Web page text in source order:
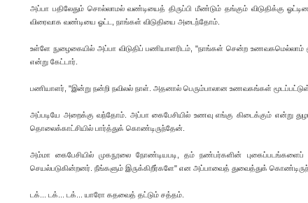
அப்பா பதிலேதும் சொல்லாமல் வண்டியைத் திருப்பி மீண்டும் தங்கும் விடுதிக்கு
விரைவாக வண்டியை ஓட்ட, நாங்கள் விடுதியை அடைந்தோம்.
உள்ளே நுழைகையில் அப்பா விடுதிப் பணியாளரிடம், "நாங்கள் சென்ற உணவகமெல்லாம்
என்று கேட்டார்.
பணியாளர், "இன்று நன்றி நவிலல் நாள். அதனால் பெரும்பாலான உணவகங்கள்
அப்படியே அறைக்கு வந்தோம். அப்பா கைபேசியில் உணவு எங்கு கிடைக்கும் என்று
தொலைக்காட்சியில் பார்த்துக் கொண்டிருந்தேன்.
அம்மா கைபேசியில் முகநூலை நோண்டியபடி, தம் நண்பர்களின் புகைப்படங்களைப்
செயல்படுகின்றனர். நீங்களும் இருக்கிறீர்களே" என அப்பாவைத் துவைத்துக்
டக்... டக்... டக்... யாரோ கதவைத் தட்டும் சத்தம்.